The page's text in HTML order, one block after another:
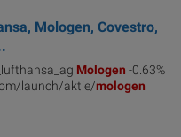
Mologen, Covestro,
Mologen -0.63%
launch/aktie/mologen